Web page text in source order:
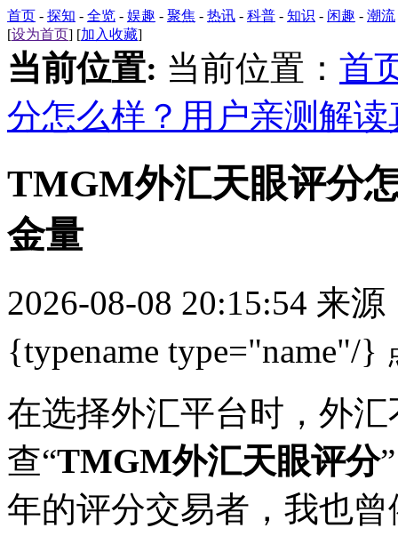
首页 - 探知 - 全览 - 娱趣 - 聚焦 - 热讯 - 科普 - 知识 - 闲趣 - 潮流
[设为首页] [加入收藏]
当前位置: 当前位置： 首
分怎么样？用户亲测解
TMGM外汇天眼评分
金量
2026-08-08 20:15:54 来源
{typename type="name"/}
在选择外汇平台时，外
查“TMGM外汇天眼评分
年的评分交易者，我也